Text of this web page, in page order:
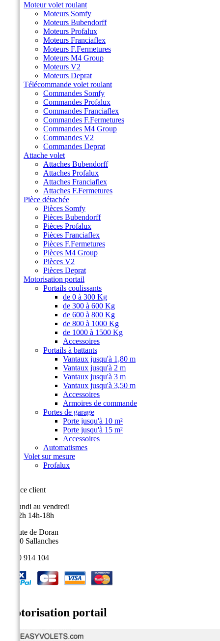
Moteur volet roulant
Moteurs Somfy
Moteurs Bubendorff
Moteurs Profalux
Moteurs Franciaflex
Moteurs F.Fermetures
Moteurs M4 Group
Moteurs V2
Moteurs Deprat
Télécommande volet roulant
Commandes Somfy
Commandes Profalux
Commandes Franciaflex
Commandes F.Fermetures
Commandes M4 Group
Commandes V2
Commandes Deprat
Attache volet
Attaches Bubendorff
Attaches Profalux
Attaches Franciaflex
Attaches F.Fermetures
Pièce détachée
Pièces Somfy
Pièces Bubendorff
Pièces Profalux
Pièces Franciaflex
Pièces F.Fermetures
Pièces M4 Group
Pièces V2
Pièces Deprat
Motorisation portail
Portails coulissants
de 0 à 300 Kg
de 300 à 600 Kg
de 600 à 800 Kg
de 800 à 1000 Kg
de 1000 à 1500 Kg
Accessoires
Portails à battants
Vantaux jusqu'à 1,80 m
Vantaux jusqu'à 2 m
Vantaux jusqu'à 3 m
Vantaux jusqu'à 3,50 m
Accessoires
Armoires de commande
Portes de garage
Porte jusqu'à 10 m²
Porte jusqu'à 15 m²
Accessoires
Automatismes
Volet sur mesure
Profalux
Service client
Du lundi au vendredi
9h-12h 14h-18h
9, route de Doran
74700 Sallanches
04 50 914 104
Motorisation portail